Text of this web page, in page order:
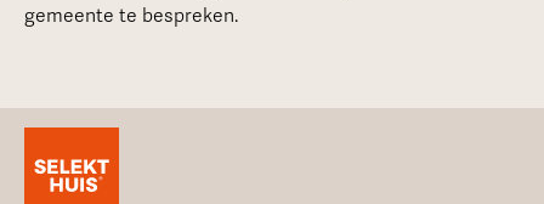
gemeente te bespreken.